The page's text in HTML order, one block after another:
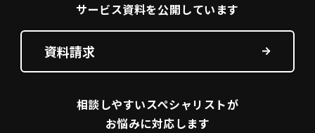
サービス資料を公開しています
資料請求
相談しやすいスペシャリストが
お悩みに対応します